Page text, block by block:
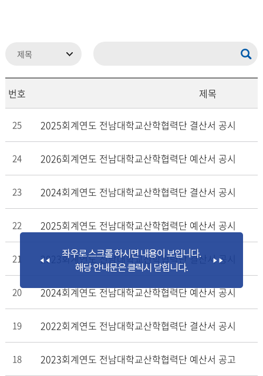
번호 제목
25 2025회계연도 전남대학교산학협력단 결산서 공시
24 2026회계연도 전남대학교산학협력단 예산서 공시
23 2024회계연도 전남대학교산학협력단 결산서 공시
22 2025회계연도 전남대학교산학협력단 예산서 공시
21 2023회계연도 전남대학교산학협력단 결산서 공시
20 2024회계연도 전남대학교산학협력단 예산서 공시
19 2022회계연도 전남대학교산학협력단 결산서 공시
18 2023회계연도 전남대학교산학협력단 예산서 공고